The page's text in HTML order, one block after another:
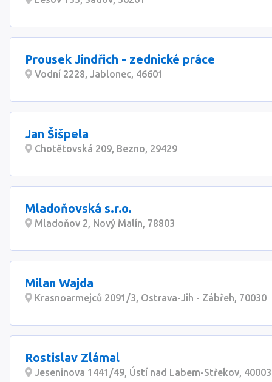
Prousek Jindřich - zednické práce
Vodní 2228, Jablonec, 46601
Jan Šišpela
Chotětovská 209, Bezno, 29429
Mladoňovská s.r.o.
Mladoňov 2, Nový Malín, 78803
Milan Wajda
Krasnoarmejců 2091/3, Ostrava-Jih - Zábřeh, 70030
Rostislav Zlámal
Jeseninova 1441/49, Ústí nad Labem-Střekov, 40003